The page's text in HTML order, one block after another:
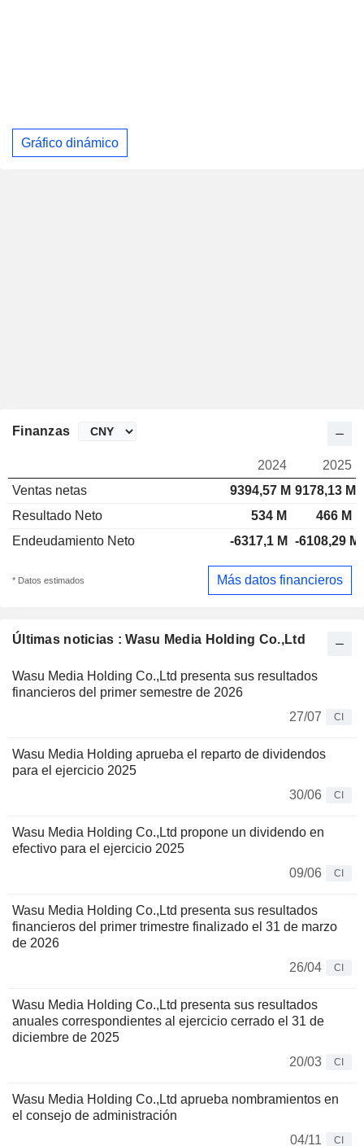
Gráfico dinámico
Últimas noticias : Wasu Media Holding Co.,Ltd
Wasu Media Holding Co.,Ltd presenta sus resultados
financieros del primer semestre de 2026
27/07
CI
Wasu Media Holding aprueba el reparto de dividendos
para el ejercicio 2025
30/06
CI
Wasu Media Holding Co.,Ltd propone un dividendo en
efectivo para el ejercicio 2025
09/06
CI
Wasu Media Holding Co.,Ltd presenta sus resultados
financieros del primer trimestre finalizado el 31 de marzo
de 2026
26/04
CI
Wasu Media Holding Co.,Ltd presenta sus resultados
anuales correspondientes al ejercicio cerrado el 31 de
diciembre de 2025
20/03
CI
Wasu Media Holding Co.,Ltd aprueba nombramientos en
el consejo de administración
04/11
CI
Finanzas
2024
2025
Ventas netas
9394,57 M 9178,13 M
Resultado Neto
534 M
466 M
Endeudamiento Neto
-6317,1 M -6108,29 M
* Datos estimados Más datos financieros